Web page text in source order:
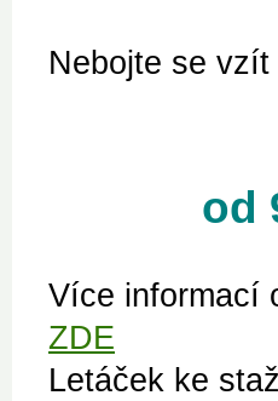
Kurz o
Nebojte se
od
Více informací
ZDE
Letáček ke